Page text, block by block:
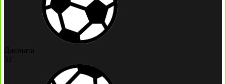
Джоната
31'